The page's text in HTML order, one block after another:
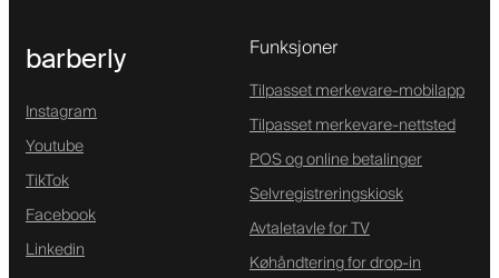
barberly
Instagram
Youtube
TikTok
Facebook
Linkedin
Funksjoner
Tilpasset merkevare-mobilapp
Tilpasset merkevare-nettsted
POS og online betalinger
Selvregistreringskiosk
Avtaletavle for TV
Køhåndtering for drop-in